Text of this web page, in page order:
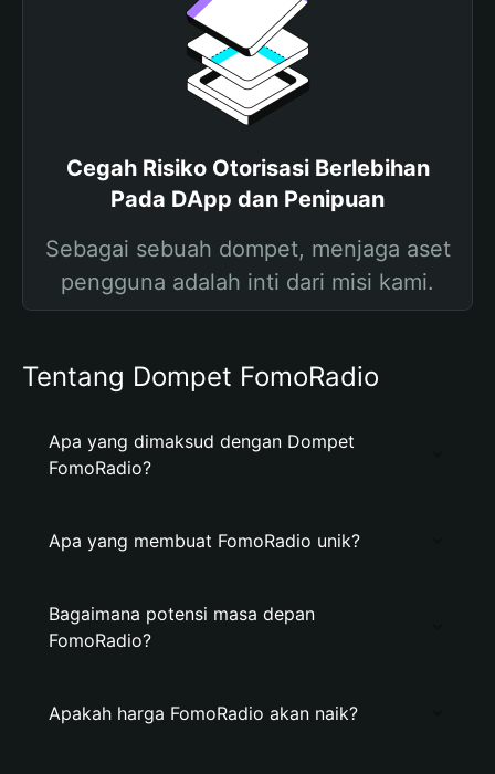
Cegah Risiko Otorisasi Berlebihan
Pada DApp dan Penipuan
Sebagai sebuah dompet, menjaga aset
pengguna adalah inti dari misi kami.
Tentang Dompet FomoRadio
Apa yang dimaksud dengan Dompet
FomoRadio?
Apa yang membuat FomoRadio unik?
Bagaimana potensi masa depan
FomoRadio?
Apakah harga FomoRadio akan naik?